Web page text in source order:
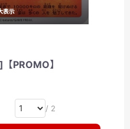
表示
PROMO】
/ 2